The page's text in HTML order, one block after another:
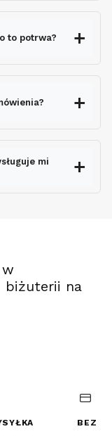
to potrwa?
gratis
mi
biżuterii na
nowej
karcie)